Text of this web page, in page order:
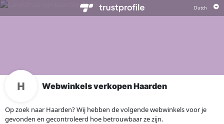
Webwinkels verkopen Haarden
Op zoek naar Haarden? Wij hebben de volgende webwinkels voor je
gevonden en gecontroleerd hoe betrouwbaar ze zijn.